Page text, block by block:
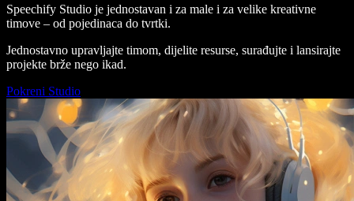
Speechify Studio je jednostavan i za male i za velike kreativne
timove – od pojedinaca do tvrtki.
Jednostavno upravljajte timom, dijelite resurse, surađujte i lansirajte
projekte brže nego ikad.
Pokreni Studio